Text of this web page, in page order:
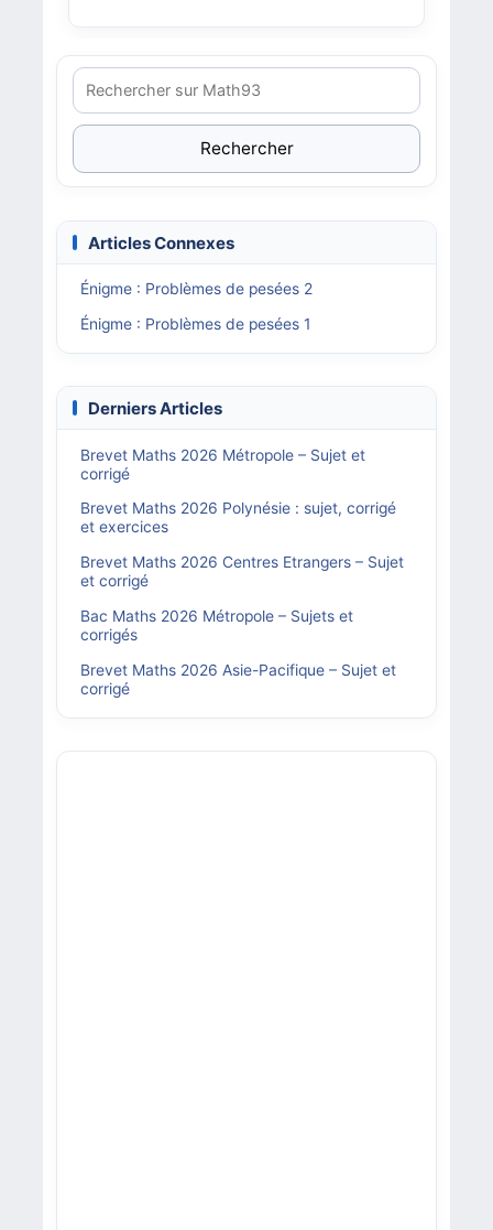
Rechercher
Articles Connexes
Énigme : Problèmes de pesées 2
Énigme : Problèmes de pesées 1
Derniers Articles
Brevet Maths 2026 Métropole – Sujet et
corrigé
Brevet Maths 2026 Polynésie : sujet, corrigé
et exercices
Brevet Maths 2026 Centres Etrangers – Sujet
et corrigé
Bac Maths 2026 Métropole – Sujets et
corrigés
Brevet Maths 2026 Asie-Pacifique – Sujet et
corrigé